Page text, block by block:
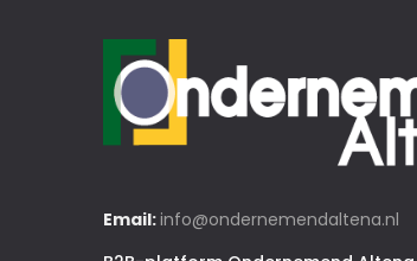
Email:info@ondernemendaltena.nl